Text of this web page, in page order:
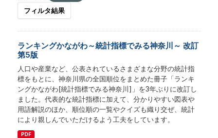
フィルタ結果
ランキングかながわ～統計指標でみる神奈川～ 改訂
第5版
人口や産業など、公表されているさまざまな分野の統計指
標をもとに、神奈川県の全国順位をまとめた冊子「ランキ
ングかながわ[統計指標でみる神奈川]」を3年ぶりに改訂し
ました。代表的な統計指標に加えて、分かりやすい図表や
用語解説のほか、順位順の一覧やクイズも織り交ぜ、統計
により親しんでいただけるよう工夫をしています。
PDF